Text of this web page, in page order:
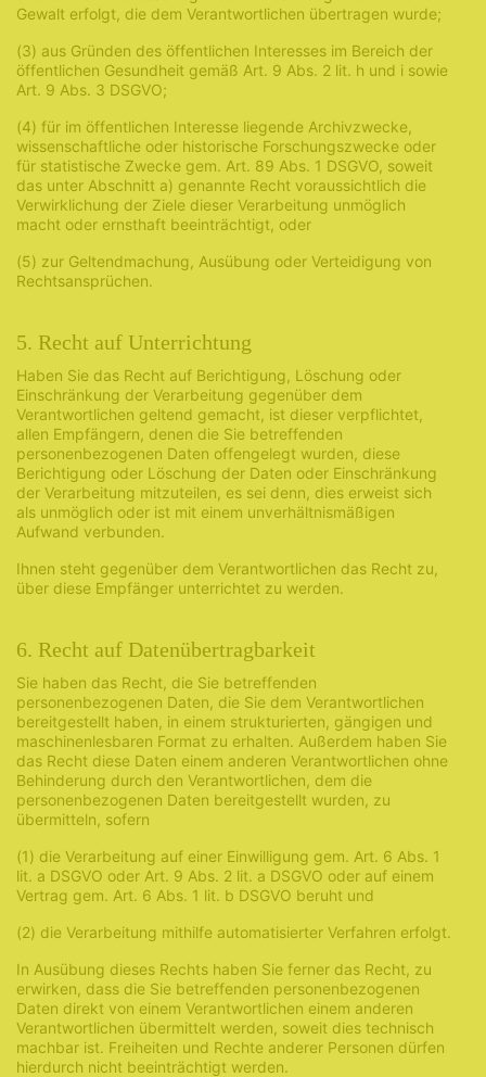
Gewalt erfolgt, die dem Verantwortlichen übertragen wurde;
(3) aus Gründen des öffentlichen Interesses im Bereich der
öffentlichen Gesundheit gemäß Art. 9 Abs. 2 lit. h und i sowie
Art. 9 Abs. 3 DSGVO;
(4) für im öffentlichen Interesse liegende Archivzwecke,
wissenschaftliche oder historische Forschungszwecke oder
für statistische Zwecke gem. Art. 89 Abs. 1 DSGVO, soweit
das unter Abschnitt a) genannte Recht voraussichtlich die
Verwirklichung der Ziele dieser Verarbeitung unmöglich
macht oder ernsthaft beeinträchtigt, oder
(5) zur Geltendmachung, Ausübung oder Verteidigung von
Rechtsansprüchen.
5. Recht auf Unterrichtung
Haben Sie das Recht auf Berichtigung, Löschung oder
Einschränkung der Verarbeitung gegenüber dem
Verantwortlichen geltend gemacht, ist dieser verpflichtet,
allen Empfängern, denen die Sie betreffenden
personenbezogenen Daten offengelegt wurden, diese
Berichtigung oder Löschung der Daten oder Einschränkung
der Verarbeitung mitzuteilen, es sei denn, dies erweist sich
als unmöglich oder ist mit einem unverhältnismäßigen
Aufwand verbunden.
Ihnen steht gegenüber dem Verantwortlichen das Recht zu,
über diese Empfänger unterrichtet zu werden.
6. Recht auf Datenübertragbarkeit
Sie haben das Recht, die Sie betreffenden
personenbezogenen Daten, die Sie dem Verantwortlichen
bereitgestellt haben, in einem strukturierten, gängigen und
maschinenlesbaren Format zu erhalten. Außerdem haben Sie
das Recht diese Daten einem anderen Verantwortlichen ohne
Behinderung durch den Verantwortlichen, dem die
personenbezogenen Daten bereitgestellt wurden, zu
übermitteln, sofern
(1) die Verarbeitung auf einer Einwilligung gem. Art. 6 Abs. 1
lit. a DSGVO oder Art. 9 Abs. 2 lit. a DSGVO oder auf einem
Vertrag gem. Art. 6 Abs. 1 lit. b DSGVO beruht und
(2) die Verarbeitung mithilfe automatisierter Verfahren erfolgt.
In Ausübung dieses Rechts haben Sie ferner das Recht, zu
erwirken, dass die Sie betreffenden personenbezogenen
Daten direkt von einem Verantwortlichen einem anderen
Verantwortlichen übermittelt werden, soweit dies technisch
machbar ist. Freiheiten und Rechte anderer Personen dürfen
hierdurch nicht beeinträchtigt werden.